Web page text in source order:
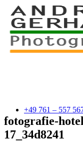
+49 761 – 557
fotografie-
17_34d8241